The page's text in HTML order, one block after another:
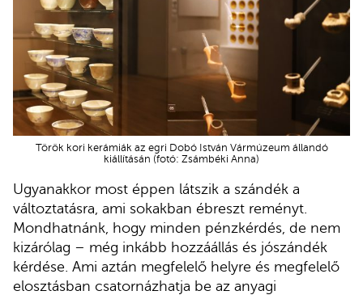
Török kori kerámiák az egri Dobó István Vármúzeum állandó
kiállításán (fotó: Zsámbéki Anna)
Ugyanakkor most éppen látszik a szándék a
változtatásra, ami sokakban ébreszt reményt.
Mondhatnánk, hogy minden pénzkérdés, de nem
kizárólag – még inkább hozzáállás és jószándék
kérdése. Ami aztán megfelelő helyre és megfelelő
elosztásban csatornázhatja be az anyagi